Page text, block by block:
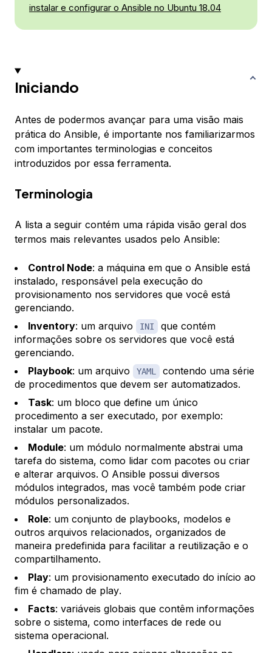
instalar e configurar o Ansible no Ubuntu 18.04
Iniciando
Antes de podermos avançar para uma visão mais
prática do Ansible, é importante nos familiarizarmos
com importantes terminologias e conceitos
introduzidos por essa ferramenta.
Terminologia
A lista a seguir contém uma rápida visão geral dos
termos mais relevantes usados pelo Ansible:
Control Node: a máquina em que o Ansible está
instalado, responsável pela execução do
provisionamento nos servidores que você está
gerenciando.
Inventory: um arquivo INI
que contém
informações sobre os servidores que você está
gerenciando.
Playbook: um arquivo YAML
contendo uma série
de procedimentos que devem ser automatizados.
Task: um bloco que define um único
procedimento a ser executado, por exemplo:
instalar um pacote.
Module: um módulo normalmente abstrai uma
tarefa do sistema, como lidar com pacotes ou criar
e alterar arquivos. O Ansible possui diversos
módulos integrados, mas você também pode criar
módulos personalizados.
Role: um conjunto de playbooks, modelos e
outros arquivos relacionados, organizados de
maneira predefinida para facilitar a reutilização e o
compartilhamento.
Play: um provisionamento executado do início ao
fim é chamado de play.
Facts: variáveis globais que contêm informações
sobre o sistema, como interfaces de rede ou
sistema operacional.